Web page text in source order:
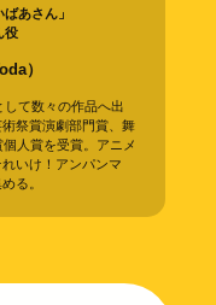
あさん」
役
）
て数々の作品へ出
祭賞演劇部門賞、舞
人賞を受賞。アニメ
いけ！アンパンマ
る。